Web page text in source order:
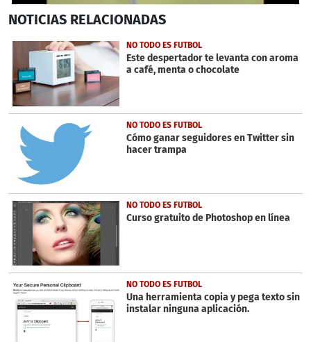
seconds
37
seconds
NOTICIAS RELACIONADAS
NO TODO ES FUTBOL
Este despertador te levanta con aroma
a café, menta o chocolate
NO TODO ES FUTBOL
Cómo ganar seguidores en Twitter sin
hacer trampa
NO TODO ES FUTBOL
Curso gratuito de Photoshop en línea
NO TODO ES FUTBOL
Una herramienta copia y pega texto sin
instalar ninguna aplicación.